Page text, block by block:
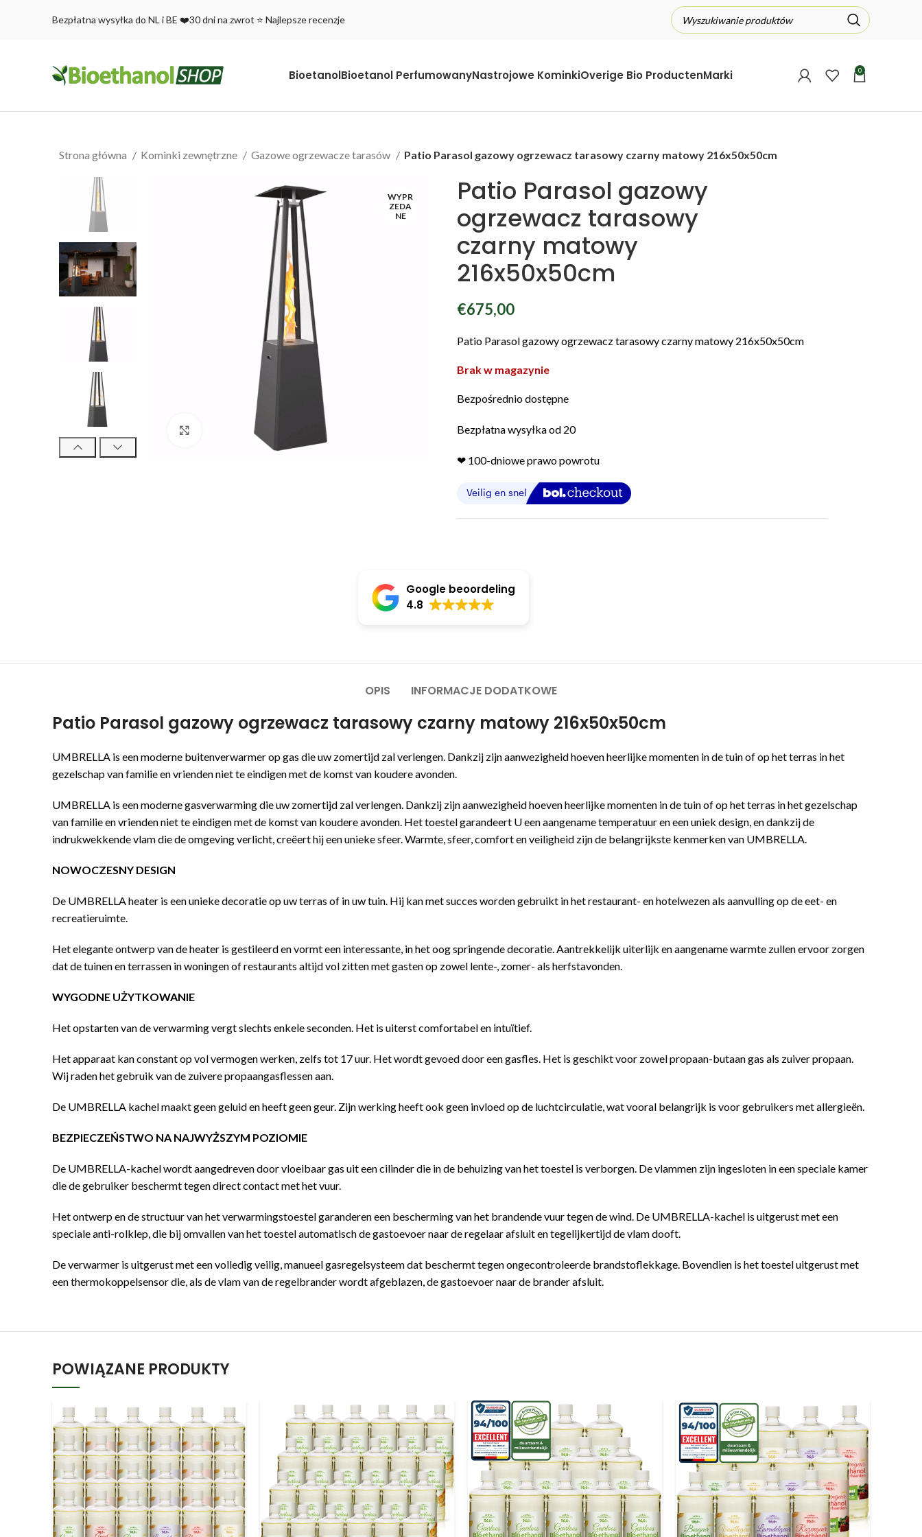
Bezpłatna wysyłka do NL i BE ❤️30 dni na zwrot ⭐ Najlepsze recenzje
BioetanolBioetanol PerfumowanyNastrojowe KominkiOverige Bio ProductenMarki 0
Strona główna Kominki zewnętrzne Gazowe ogrzewacze tarasów Patio Parasol gazowy ogrzewacz tarasowy czarny matowy 216x50x50cm
WYPR
ZEDA
NE
Kliknij, aby powiększyć
Patio Parasol gazowy
ogrzewacz tarasowy
czarny matowy
216x50x50cm
€675,00
Patio Parasol gazowy ogrzewacz tarasowy czarny matowy 216x50x50cm
Brak w magazynie
Bezpośrednio dostępne
Bezpłatna wysyłka od 20
❤︎ 100-dniowe prawo powrotu
Google beoordeling
4.8
OPIS INFORMACJE DODATKOWE
Patio Parasol gazowy ogrzewacz tarasowy czarny matowy 216x50x50cm
UMBRELLA is een moderne buitenverwarmer op gas die uw zomertijd zal verlengen. Dankzij zijn aanwezigheid hoeven heerlijke momenten in de tuin of op het terras in het
gezelschap van familie en vrienden niet te eindigen met de komst van koudere avonden.
UMBRELLA is een moderne gasverwarming die uw zomertijd zal verlengen. Dankzij zijn aanwezigheid hoeven heerlijke momenten in de tuin of op het terras in het gezelschap
van familie en vrienden niet te eindigen met de komst van koudere avonden. Het toestel garandeert U een aangename temperatuur en een uniek design, en dankzij de
indrukwekkende vlam die de omgeving verlicht, creëert hij een unieke sfeer. Warmte, sfeer, comfort en veiligheid zijn de belangrijkste kenmerken van UMBRELLA.
NOWOCZESNY DESIGN
De UMBRELLA heater is een unieke decoratie op uw terras of in uw tuin. Hij kan met succes worden gebruikt in het restaurant- en hotelwezen als aanvulling op de eet- en
recreatieruimte.
Het elegante ontwerp van de heater is gestileerd en vormt een interessante, in het oog springende decoratie. Aantrekkelijk uiterlijk en aangename warmte zullen ervoor zorgen
dat de tuinen en terrassen in woningen of restaurants altijd vol zitten met gasten op zowel lente-, zomer- als herfstavonden.
WYGODNE UŻYTKOWANIE
Het opstarten van de verwarming vergt slechts enkele seconden. Het is uiterst comfortabel en intuïtief.
Het apparaat kan constant op vol vermogen werken, zelfs tot 17 uur. Het wordt gevoed door een gasfles. Het is geschikt voor zowel propaan-butaan gas als zuiver propaan.
Wij raden het gebruik van de zuivere propaangasflessen aan.
De UMBRELLA kachel maakt geen geluid en heeft geen geur. Zijn werking heeft ook geen invloed op de luchtcirculatie, wat vooral belangrijk is voor gebruikers met allergieën.
BEZPIECZEŃSTWO NA NAJWYŻSZYM POZIOMIE
De UMBRELLA-kachel wordt aangedreven door vloeibaar gas uit een cilinder die in de behuizing van het toestel is verborgen. De vlammen zijn ingesloten in een speciale kamer
die de gebruiker beschermt tegen direct contact met het vuur.
Het ontwerp en de structuur van het verwarmingstoestel garanderen een bescherming van het brandende vuur tegen de wind. De UMBRELLA-kachel is uitgerust met een
speciale anti-rolklep, die bij omvallen van het toestel automatisch de gastoevoer naar de regelaar afsluit en tegelijkertijd de vlam dooft.
De verwarmer is uitgerust met een volledig veilig, manueel gasregelsysteem dat beschermt tegen ongecontroleerde brandstoflekkage. Bovendien is het toestel uitgerust met
een thermokoppelsensor die, als de vlam van de regelbrander wordt afgeblazen, de gastoevoer naar de brander afsluit.
POWIĄZANE PRODUKTY